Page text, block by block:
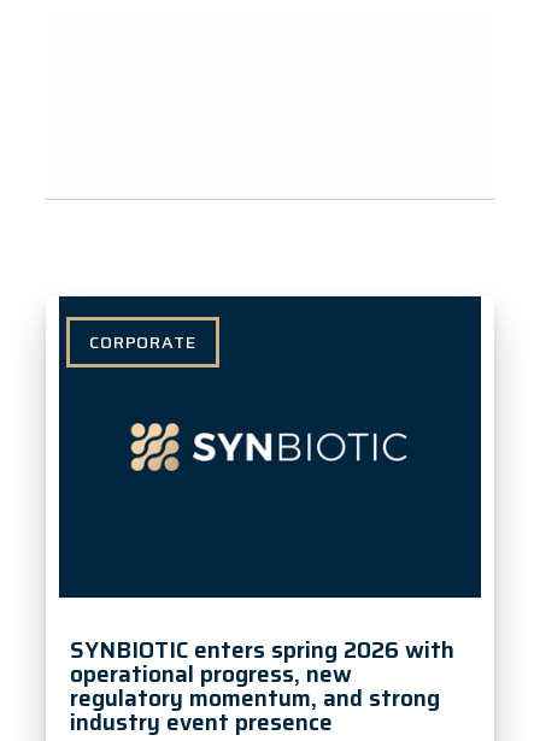
SYNBIOTIC enters spring 2026 with
operational progress, new
regulatory momentum, and strong
industry event presence
CORPORATE